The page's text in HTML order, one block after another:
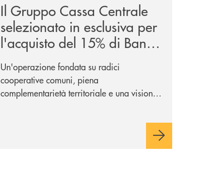
Il Gruppo Cassa Centrale
selezionato in esclusiva per
l'acquisto del 15% di Banca
Cambiano 1884
Un'operazione fondata su radici
cooperative comuni, piena
complementarietà territoriale e una visione